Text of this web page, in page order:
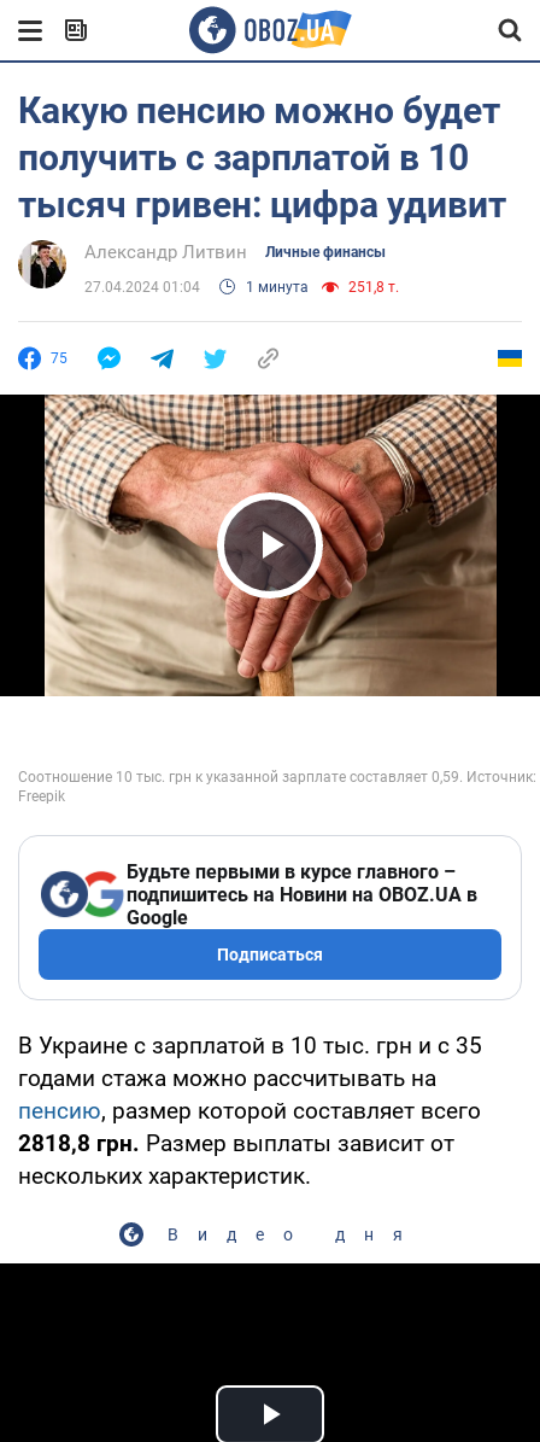
Какую пенсию можно будет
получить с зарплатой в 10
тысяч гривен: цифра удивит
Александр Литвин Личные финансы
27.04.2024 01:04 1 минута 251,8 т.
75
Play Video
Будьте первыми в курсе главного –
подпишитесь на Новини на OBOZ.UA в
Google
Подписаться
В Украине с зарплатой в 10 тыс. грн и с 35
годами стажа можно рассчитывать на
пенсию, размер которой составляет всего
2818,8 грн. Размер выплаты зависит от
нескольких характеристик.
Видео дня